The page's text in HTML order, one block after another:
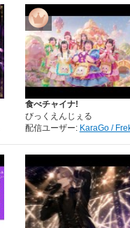
食べチャイナ!
びっくえんじぇる
配信ユーザー: KaraGo /